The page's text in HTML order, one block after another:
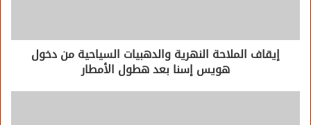
إيقاف الملاحة النهرية والدهبيات السياحية من دخول
هويس إسنا بعد هطول الأمطار